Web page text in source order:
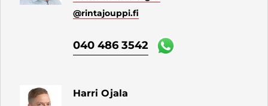
@rintajouppi.fi
040 486 3542
Harri Ojala